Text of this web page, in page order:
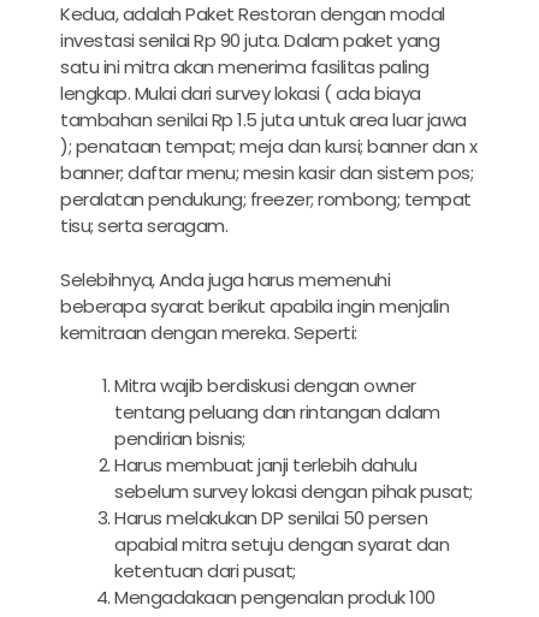
Kedua, adalah Paket Restoran dengan modal
investasi senilai Rp 90 juta. Dalam paket yang
satu ini mitra akan menerima fasilitas paling
lengkap. Mulai dari survey lokasi ( ada biaya
tambahan senilai Rp 1.5 juta untuk area luar jawa
); penataan tempat; meja dan kursi; banner dan x
banner; daftar menu; mesin kasir dan sistem pos;
peralatan pendukung; freezer; rombong; tempat
tisu; serta seragam.
Selebihnya, Anda juga harus memenuhi
beberapa syarat berikut apabila ingin menjalin
kemitraan dengan mereka. Seperti:
Mitra wajib berdiskusi dengan owner
tentang peluang dan rintangan dalam
pendirian bisnis;
Harus membuat janji terlebih dahulu
sebelum survey lokasi dengan pihak pusat;
Harus melakukan DP senilai 50 persen
apabial mitra setuju dengan syarat dan
ketentuan dari pusat;
Mengadakaan pengenalan produk 100